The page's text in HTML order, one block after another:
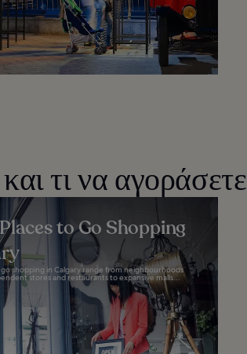
τι να αγοράσετε
to Go Shopping
shopping in Calgary range from neighbourhoods
stores and restaurants to expansive malls...